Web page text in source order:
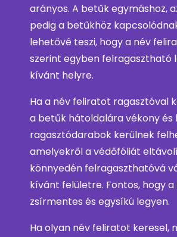
arányos. A betűk egymáshoz,
pedig a betűkhöz
lehetővé teszi, hogy a név
szerint egyben felragasztható
kívánt helyre.
Ha a név feliratot ragasztóval
a betűk hátoldalára vékony és
ragasztódarabok kerülnek
amelyekről a védőfóliát
könnyedén felragaszthatóvá
kívánt felületre. Fontos, hogy
zsírmentes és egysíkú legyen.
Ha olyan név feliratot keresel,